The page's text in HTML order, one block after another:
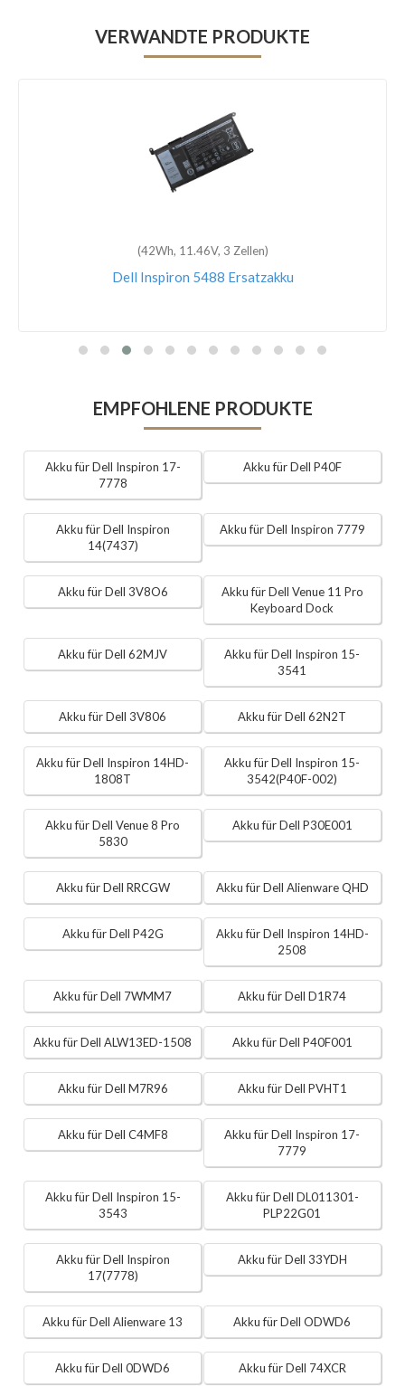
VERWANDTE PRODUKTE
(42Wh, 11.46V, 3 Zellen)
Dell Inspiron 5488 Ersatzakku
EMPFOHLENE PRODUKTE
Akku für Dell Inspiron 17-
7778
Akku für Dell P40F
Akku für Dell Inspiron
14(7437)
Akku für Dell Inspiron 7779
Akku für Dell 3V8O6
Akku für Dell Venue 11 Pro
Keyboard Dock
Akku für Dell 62MJV
Akku für Dell Inspiron 15-
3541
Akku für Dell 3V806 Akku für Dell 62N2T
Akku für Dell Inspiron 14HD-
1808T
Akku für Dell Inspiron 15-
3542(P40F-002)
Akku für Dell Venue 8 Pro
5830
Akku für Dell P30E001
Akku für Dell RRCGW Akku für Dell Alienware QHD
Akku für Dell P42G
Akku für Dell Inspiron 14HD-
2508
Akku für Dell 7WMM7 Akku für Dell D1R74
Akku für Dell ALW13ED-1508 Akku für Dell P40F001
Akku für Dell M7R96 Akku für Dell PVHT1
Akku für Dell C4MF8
Akku für Dell Inspiron 17-
7779
Akku für Dell Inspiron 15-
3543
Akku für Dell DL011301-
PLP22G01
Akku für Dell Inspiron
17(7778)
Akku für Dell 33YDH
Akku für Dell Alienware 13 Akku für Dell ODWD6
Akku für Dell 0DWD6 Akku für Dell 74XCR